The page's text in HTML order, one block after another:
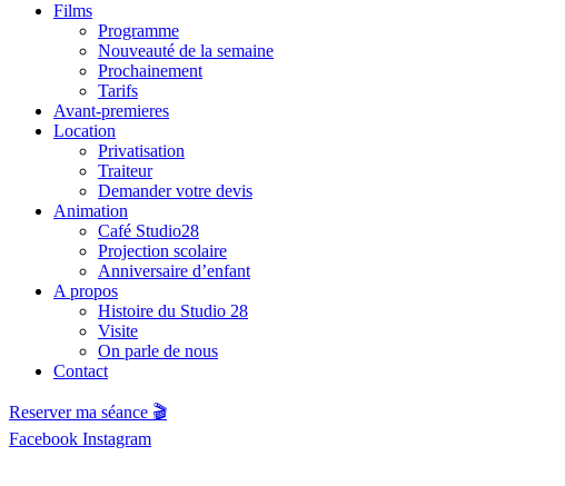
Films
Programme
Nouveauté de la semaine
Prochainement
Tarifs
Avant-premieres
Location
Privatisation
Traiteur
Demander votre devis
Animation
Café Studio28
Projection scolaire
Anniversaire d’enfant
A propos
Histoire du Studio 28
Visite
On parle de nous
Contact
Reserver ma séance 🎬
Facebook Instagram